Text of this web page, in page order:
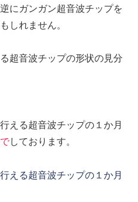
にガンガン超音波チップを
しれません。
超音波チップの形状の見分
える超音波チップの１か月
しております。
える超音波チップの１か月